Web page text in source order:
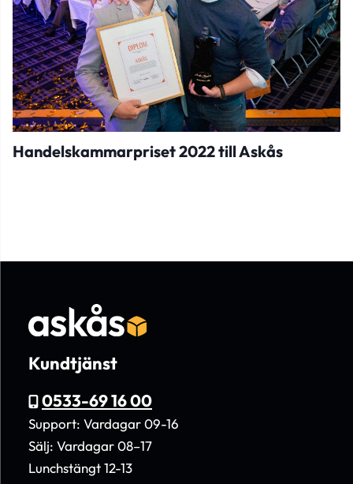
Handelskammarpriset 2022 till Askås
Kundtjänst
0533-69 16 00
Support: Vardagar 09-16
Sälj: Vardagar 08–17
Lunchstängt 12-13